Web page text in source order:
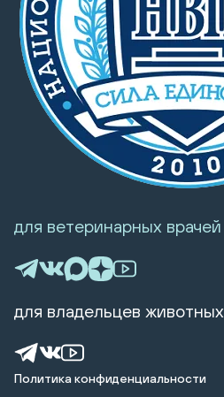
Политика конфиденциальности
для ветеринарных врачей
для владельцев животных